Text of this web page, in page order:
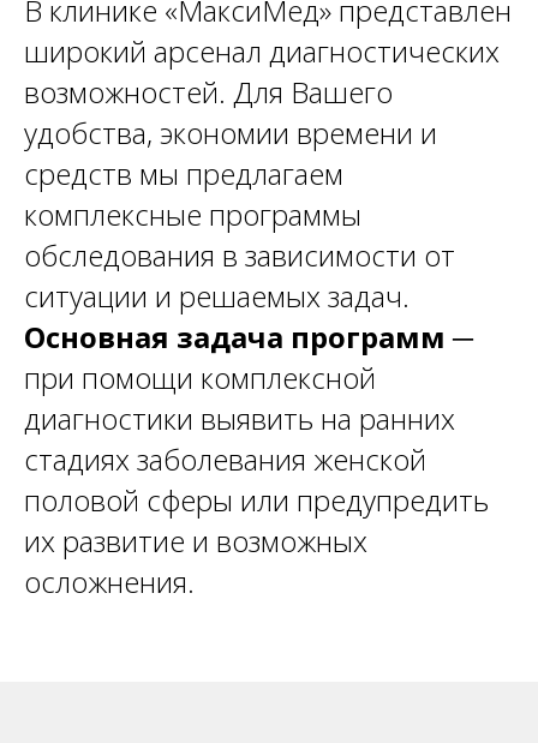
В клинике «МаксиМед» представлен
широкий арсенал диагностических
возможностей. Для Вашего
удобства, экономии времени и
средств мы предлагаем
комплексные программы
обследования в зависимости от
ситуации и решаемых задач.
Основная задача программ ─
при помощи комплексной
диагностики выявить на ранних
стадиях заболевания женской
половой сферы или предупредить
их развитие и возможных
осложнения.